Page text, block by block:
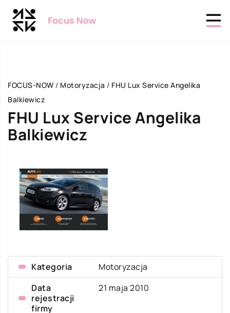
FOCUS-NOW / Motoryzacja / FHU Lux Service Angelika
Balkiewicz
FHU Lux Service Angelika
Balkiewicz
Kategoria
Motoryzacja
Data
rejestracji
firmy
21 maja 2010